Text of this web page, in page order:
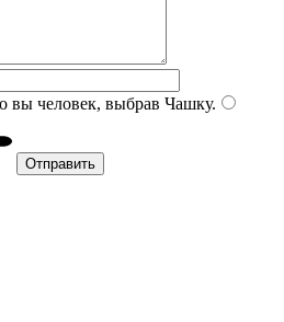
вы человек, выбрав Чашку.